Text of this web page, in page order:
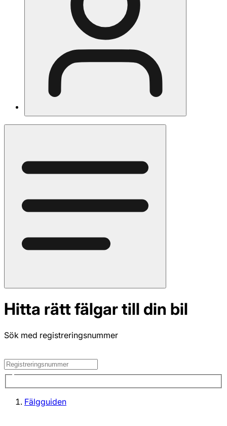
Hitta rätt fälgar till din bil
Sök med registreringsnummer
Fälgguiden